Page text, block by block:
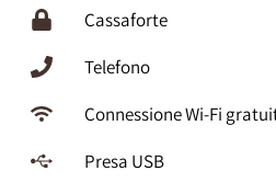
Cassaforte
Telefono
Connessione Wi-Fi
Presa USB